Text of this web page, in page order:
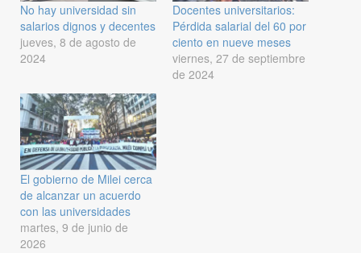
No hay universidad sin
salarios dignos y decentes
jueves, 8 de agosto de
2024
Docentes universitarios:
Pérdida salarial del 60 por
ciento en nueve meses
viernes, 27 de septiembre
de 2024
El gobierno de Milei cerca
de alcanzar un acuerdo
con las universidades
martes, 9 de junio de
2026